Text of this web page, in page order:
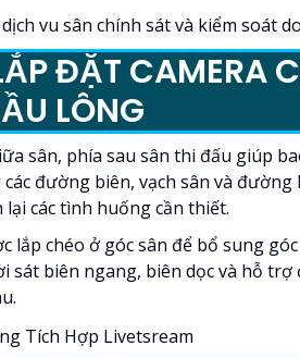
vu sân chính sát và kiểm soát
ĐẶT CAMERA
LÔNG
sân, phía sau sân thi đấu giúp
đường biên, vạch sân và đường
lại các tình huống cần thiết.
lắp chéo ở góc sân để bổ sung
sát biên ngang, biên dọc và hỗ trợ